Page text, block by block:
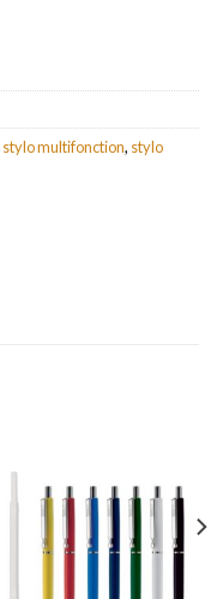
stylo multifonction, stylo